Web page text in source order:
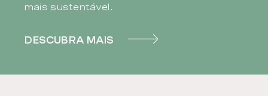
mais sustentável.
DESCUBRA MAIS